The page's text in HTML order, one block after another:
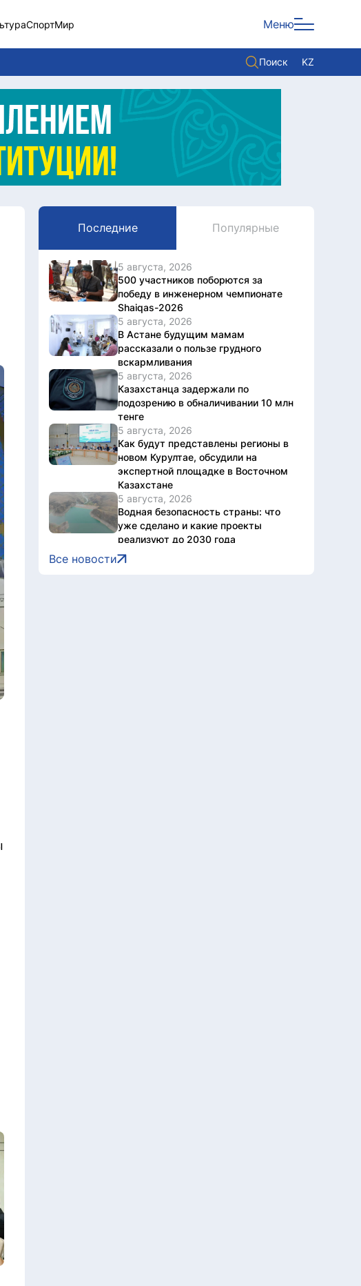
СпортМир Меню
Поиск KZ
Политика
Экономика
Культура
Служба Комплаенс
кодекс
Служу стране
Последние Популярные
5 августа, 2026
500 участников поборются за
победу в инженерном чемпионате
Shaiqas-2026
5 августа, 2026
В Астане будущим мамам
рассказали о пользе грудного
вскармливания
5 августа, 2026
Казахстанца задержали по
подозрению в обналичивании 10 млн
тенге
5 августа, 2026
Как будут представлены регионы в
новом Курултае, обсудили на
экспертной площадке в Восточном
Казахстане
5 августа, 2026
Водная безопасность страны: что
уже сделано и какие проекты
реализуют до 2030 года
5 августа, 2026
Национальный архив Казахстана
Все новости